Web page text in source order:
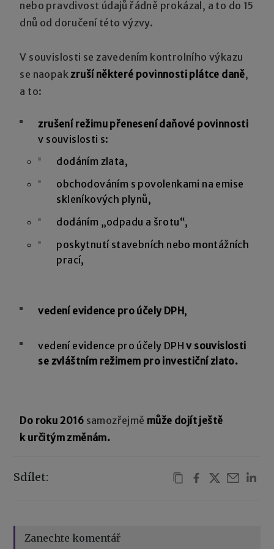
nebo pravdivost údajů řádně prokázal, a to do 15
dnů od doručení této výzvy.
V souvislosti se zavedením kontrolního výkazu
se naopakzruší některé povinnosti plátce daně,
a to:
zrušení režimu přenesení daňové povinnosti
v souvislosti s:
dodáním zlata,
obchodováním s povolenkami na emise
skleníkových plynů,
dodáním „odpadu a šrotu“,
poskytnutí stavebních nebo montážních
prací,
vedení evidence pro účely DPH,
vedení evidence pro účely DPHv souvislosti
se zvláštním režimem pro investiční zlato.
Do roku 2016 samozřejmě může dojít ještě
k určitým změnám.
Sdílet:
Zanechte komentář